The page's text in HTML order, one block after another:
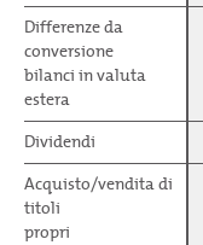
Differenze da
conversione
bilanci in valuta
estera
Dividendi
Acquisto/vendita di
titoli
propri
Differenze da
conversione
bilanci in valuta
estera
Dividendi
Acquisto/vendita di
titoli
propri